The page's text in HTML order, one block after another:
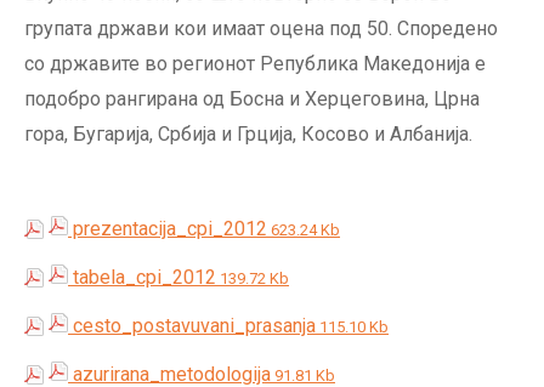
групата држави кои имаат оцена под 50. Споредено
со државите во регионот Република Македонија е
подобро рангирана од Босна и Херцеговина, Црна
гора, Бугарија, Србија и Грција, Косово и Албанија.
prezentacija_cpi_2012 623.24 Kb
tabela_cpi_2012 139.72 Kb
cesto_postavuvani_prasanja 115.10 Kb
azurirana_metodologija 91.81 Kb